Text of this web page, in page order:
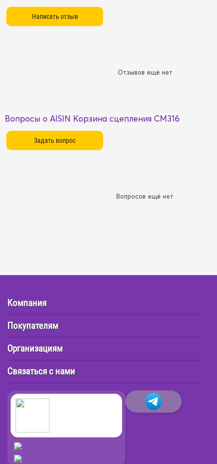
Отзывов ещё нет
Вопросы о AISIN Kорзина сцепления CM316
Вопросов ещё нет
Компания
Покупателям
Организациям
Связаться с нами